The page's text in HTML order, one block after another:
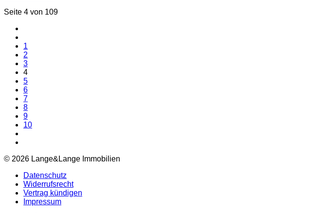
Seite 4 von 109
1
2
3
4
5
6
7
8
9
10
© 2026 Lange&Lange Immobilien
Datenschutz
Widerrufsrecht
Vertrag kündigen
Impressum